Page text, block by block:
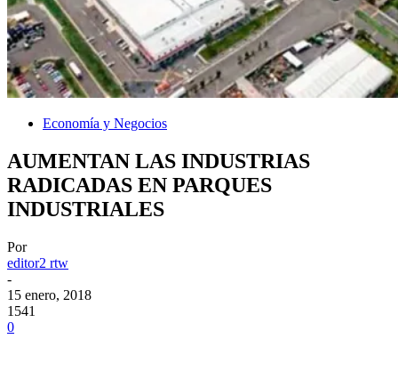
Economía y Negocios
AUMENTAN LAS INDUSTRIAS
RADICADAS EN PARQUES
INDUSTRIALES
Por
editor2 rtw
-
15 enero, 2018
1541
0